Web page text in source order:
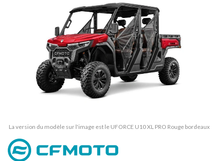
La version du modèle sur l'image est le UFORCE U10 XL PRO Rouge bordeaux